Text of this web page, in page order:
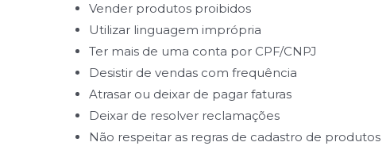
Vender produtos proibidos
Utilizar linguagem imprópria
Ter mais de uma conta por CPF/CNPJ
Desistir de vendas com frequência
Atrasar ou deixar de pagar faturas
Deixar de resolver reclamações
Não respeitar as regras de cadastro de produtos